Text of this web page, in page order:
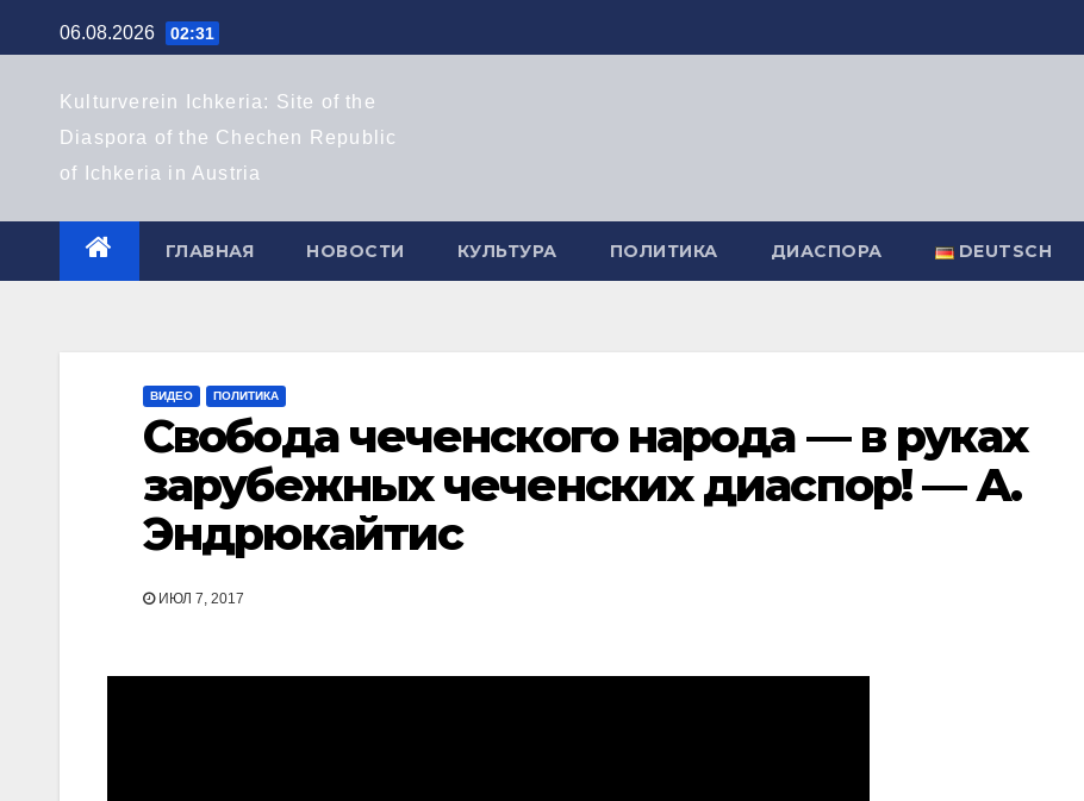
к
06.08.2026 02:31
Kulturverein Ichkeria: Site of the
Diaspora of the Chechen Republic
of Ichkeria in Austria
ГЛАВНАЯ НОВОСТИ КУЛЬТУРА ПОЛИТИКА ДИАСПОРА DEUTSCH
ВИДЕО ПОЛИТИКА
Свобода чеченского народа — в руках
зарубежных чеченских диаспор! — А.
Эндрюкайтис
ИЮЛ 7, 2017